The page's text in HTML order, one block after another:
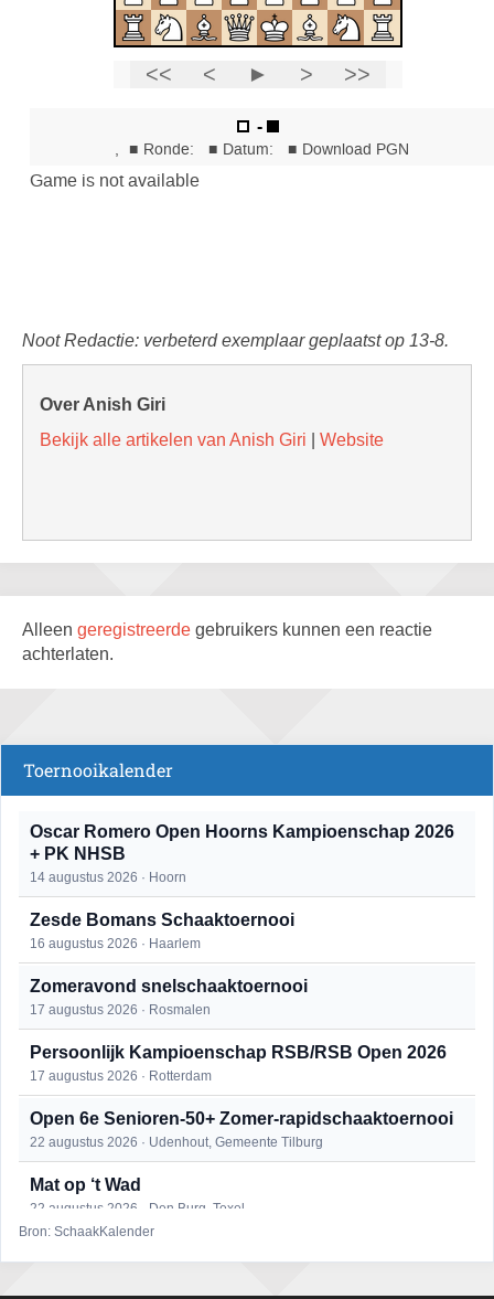
Noot Redactie: verbeterd exemplaar geplaatst op 13-8.
Over Anish Giri
Bekijk alle artikelen van Anish Giri
Website
Alleen geregistreerde gebruikers kunnen een reactie
achterlaten.
Toernooikalender
Oscar Romero Open Hoorns Kampioenschap 2026
+ PK NHSB
14 augustus 2026 · Hoorn
Zesde Bomans Schaaktoernooi
16 augustus 2026 · Haarlem
Zomeravond snelschaaktoernooi
17 augustus 2026 · Rosmalen
Persoonlijk Kampioenschap RSB/RSB Open 2026
17 augustus 2026 · Rotterdam
Open 6e Senioren-50+ Zomer-rapidschaaktoernooi
22 augustus 2026 · Udenhout, Gemeente Tilburg
Mat op ‘t Wad
22 augustus 2026 · Den Burg, Texel
Bron: SchaakKalender